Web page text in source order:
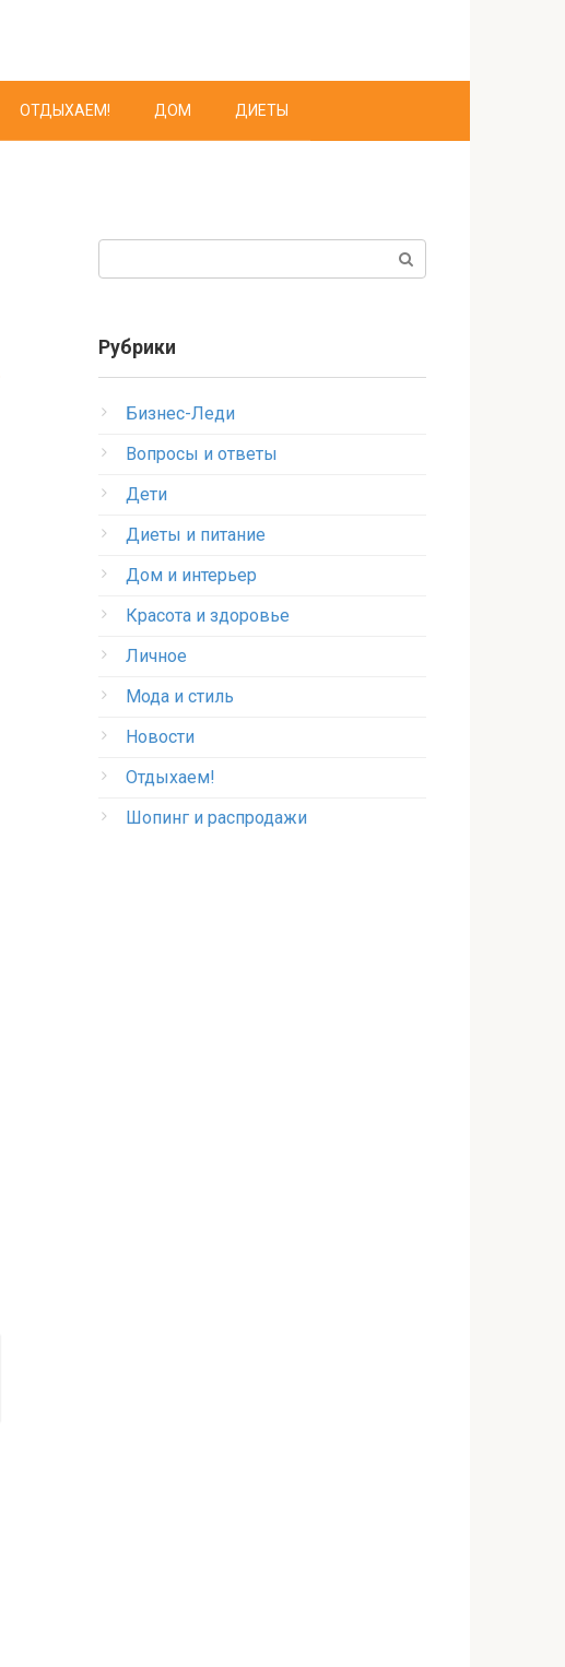
ОТДЫХАЕМ! ДОМ ДИЕТЫ
Рубрики
Бизнес-Леди
Вопросы и ответы
Дети
Диеты и питание
Дом и интерьер
Красота и здоровье
Личное
Мода и стиль
Новости
Отдыхаем!
Шопинг и распродажи